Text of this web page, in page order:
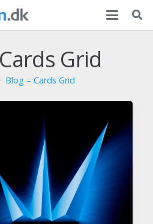
Grid
Blog – Cards Grid